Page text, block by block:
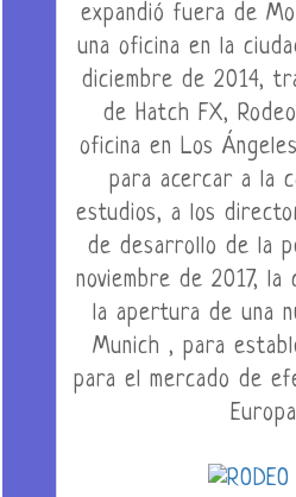
expandió fuera de
una oficina en la
diciembre de 2014,
de Hatch FX,
oficina en Los
para acercar a la
estudios, a los
de desarrollo de la
noviembre de 2017, la
la apertura de una
Munich , para
para el mercado de